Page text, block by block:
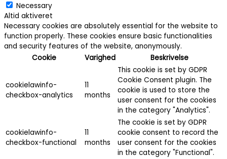
Necessary
Altid aktiveret
Necessary cookies are absolutely essential for the website to
function properly. These cookies ensure basic functionalities
and security features of the website, anonymously.
Cookie
Varighed Beskrivelse
cookielawinfo-
checkbox-analytics
11
months
This cookie is set by GDPR
Cookie Consent plugin. The
cookie is used to store the
user consent for the cookies
in the category "Analytics".
cookielawinfo-
checkbox-functional
11
months
The cookie is set by GDPR
cookie consent to record the
user consent for the cookies
in the category "Functional".